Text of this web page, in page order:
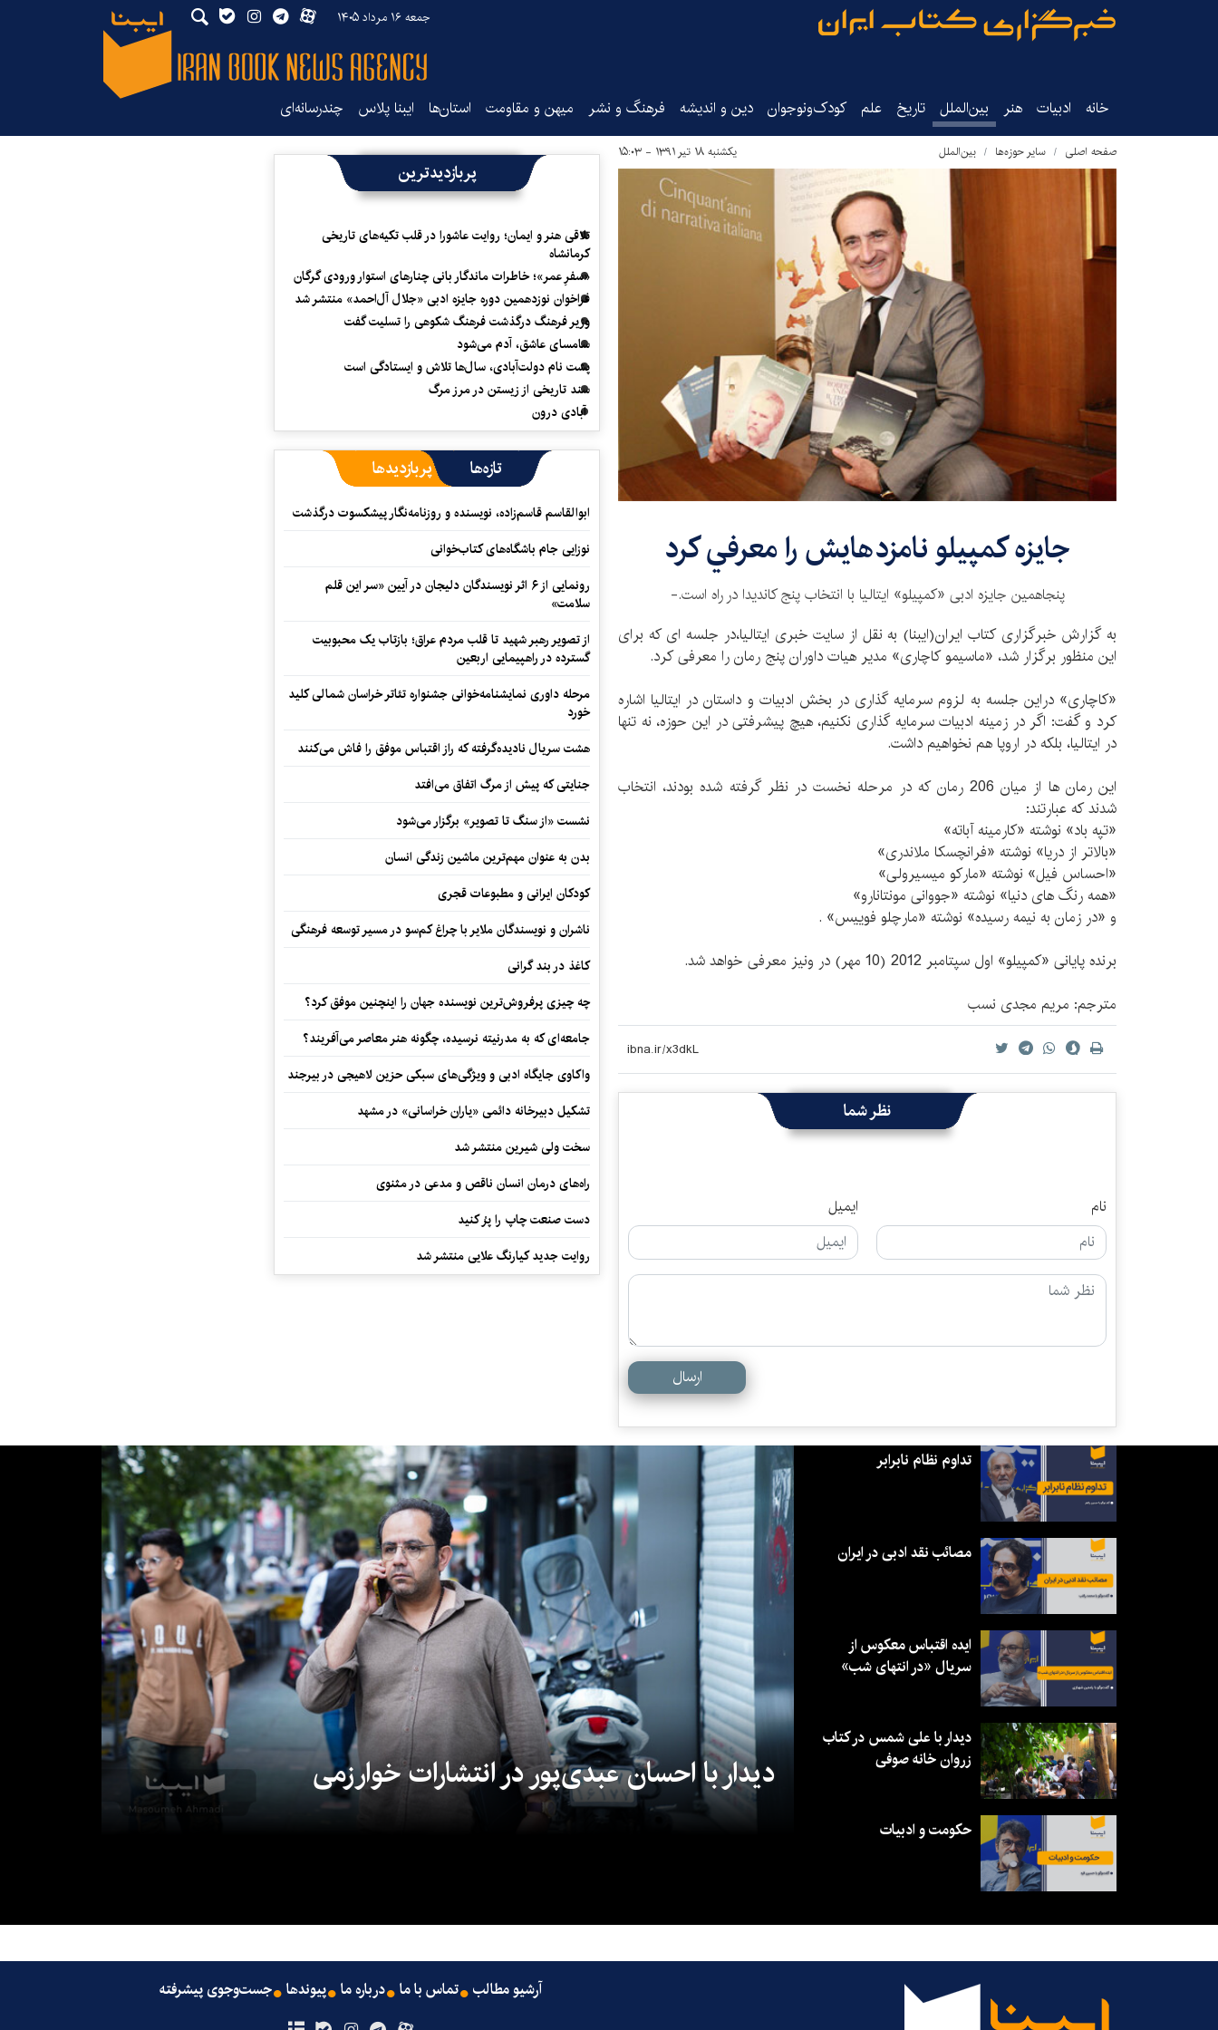
جمعه ۱۶ مرداد ۱۴۰۵
خانه ادبیات هنر بین‌الملل تاریخ‌ علم کودک‌ونوجوان دین و اندیشه فرهنگ و نشر میهن و مقاومت استان‌ها ایبنا پلاس چندرسانه‌ای
صفحه اصلی سایر حوزه‌ها بین‌الملل یکشنبه ۱۸ تیر ۱۳۹۱ - ۱۵:۰۳
جایزه کمپیلو نامزدهایش را معرفي کرد
پنجاهمین جایزه ادبی «کمپیلو» ایتالیا با انتخاب پنج کاندیدا در راه است.-
به گزارش خبرگزاری کتاب ایران(ایبنا) به نقل از سایت خبری ایتالیا،در جلسه ای که برای
این منظور برگزار شد، «ماسیمو کاچاری» مدیر هیات داوران پنج رمان را معرفی کرد.
«کاچاری» دراین جلسه به لزوم سرمایه گذاری در بخش ادبیات و داستان در ایتالیا اشاره
کرد و گفت: اگر در زمینه ادبیات سرمایه گذاری نکنیم، هیچ پیشرفتی در این حوزه، نه تنها
در ایتالیا، بلکه در اروپا هم نخواهیم داشت.
این رمان ها از میان 206 رمان که در مرحله نخست در نظر گرفته شده بودند، انتخاب
شدند که عبارتند:
«تپه باد» نوشته «کارمینه آباته»
«بالاتر از دریا» نوشته «فرانچسکا ملاندری»
«احساس فیل» نوشته «مارکو میسیرولی»
«همه رنگ های دنیا» نوشته «جووانی مونتانارو»
و «در زمان به نیمه رسیده» نوشته «مارچلو فوییس» .
برنده پایانی «کمپیلو» اول سپتامبر 2012 (10 مهر) در ونیز معرفی خواهد شد.
مترجم: مریم مجدی نسب
نظر شما
نام ایمیل
ارسال
پربازدیدترین
تلاقی هنر و ایمان؛ روایت عاشورا در قلب تکیه‌های تاریخی
کرمانشاه
«سفرِ عمر»؛ خاطرات ماندگار بانی چنارهای استوار ورودی گرگان
فراخوان نوزدهمین دوره جایزه ادبی «جلال آل‌احمد» منتشر شد
وزیر فرهنگ درگذشت فرهنگ شکوهی را تسلیت گفت
سامسای عاشق، آدم می‌شود
پشت نام دولت‌آبادی، سال‌ها تلاش و ایستادگی است
سند تاریخی از زیستن در مرز مرگ
آبادی درون
تازه‌ها پربازدیدها
ابوالقاسم قاسم‌زاده، نویسنده و روزنامه‌نگار پیشکسوت درگذشت
نوزایی جام باشگاه‌های کتاب‌خوانی
رونمایی از ۶ اثر نویسندگان دلیجان در آیین «سر این قلم
سلامت»
از تصویر رهبر شهید تا قلب مردم عراق؛ بازتاب یک محبوبیت
گسترده در راهپیمایی اربعین
مرحله داوری نمایشنامه‌خوانی جشنواره تئاتر خراسان شمالی کلید
خورد
هشت سریال نادیده‌گرفته که راز اقتباس موفق را فاش می‌کنند
جنایتی که پیش از مرگ اتفاق می‌افتد
نشست «از سنگ تا تصویر» برگزار می‌شود
بدن به عنوان مهم‌ترین ماشین زندگی انسان
کودکان ایرانی و مطبوعات قجری
ناشران و نویسندگان ملایر با چراغ کم‌سو در مسیر توسعه فرهنگی
کاغذ در بند گرانی
چه چیزی پرفروش‌ترین نویسنده جهان را اینچنین موفق کرد؟
جامعه‌ای که به مدرنیته نرسیده، چگونه هنر معاصر می‌آفریند؟
واکاوی جایگاه ادبی و ویژگی‌های سبکی حزین لاهیجی در بیرجند
تشکیل دبیرخانه دائمی «یاران خراسانی» در مشهد
سخت ولی شیرین منتشر شد
راه‌های درمان انسان ناقص و مدعی در مثنوی
دست صنعت چاپ را پرُ کنید
روایت جدید کیارنگ علایی منتشر شد
دیدار با احسان عبدی‌پور در انتشارات خوارزمی
تداوم نظام نابرابر
مصائب نقد ادبی در ایران
ایده اقتباس معکوس از
سریال «در انتهای شب»
دیدار با علی شمس در کتاب
زروان خانه صوفی
حکومت و ادبیات
آرشیو مطالب تماس با ما درباره ما پیوندها جست‌وجوی پیشرفته